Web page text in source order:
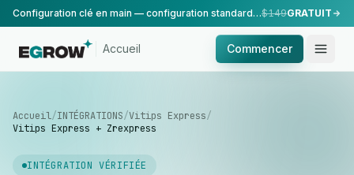
Configuration clé en main — configuration standard, réalisée par notre équipe.$149GRATUIT
Accueil Commencer
Accueil/INTÉGRATIONS/Vitips Express/
Vitips Express + Zrexpress
INTÉGRATION VÉRIFIÉE